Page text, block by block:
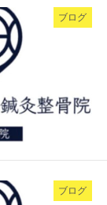
ブログ
ブログ